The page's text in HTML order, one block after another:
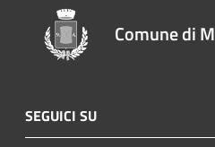
Comune di
SEGUICI SU